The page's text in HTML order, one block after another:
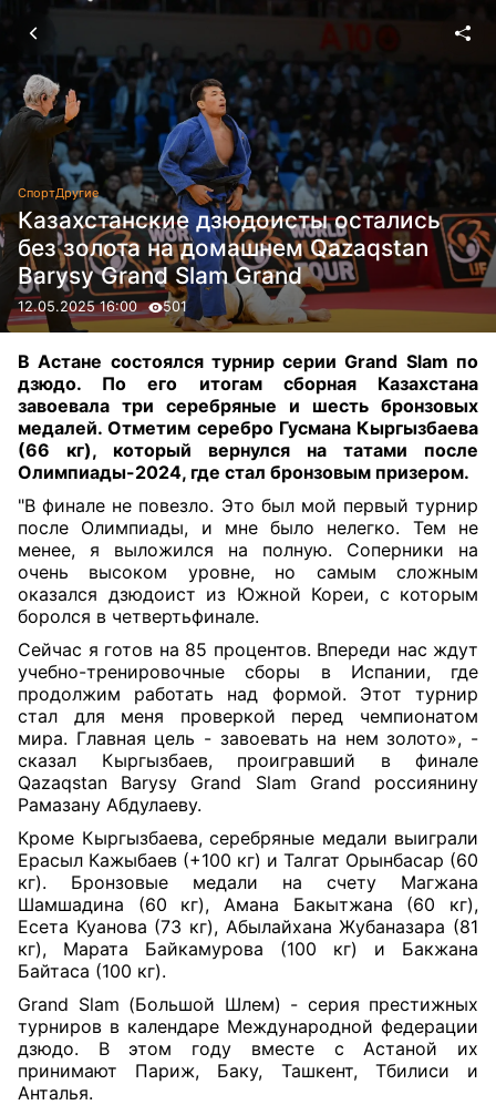
СпортДругие
Казахстанские дзюдоисты остались
без золота на домашнем Qazaqstan
Barysy Grand Slam Grand
12.05.2025 16:00 501
В Астане состоялся турнир серии Grand Slam по
дзюдо. По его итогам сборная Казахстана
завоевала три серебряные и шесть бронзовых
медалей. Отметим серебро Гусмана Кыргызбаева
(66 кг), который вернулся на татами после
Олимпиады-2024, где стал бронзовым призером.
"В финале не повезло. Это был мой первый турнир
после Олимпиады, и мне было нелегко. Тем не
менее, я выложился на полную. Соперники на
очень высоком уровне, но самым сложным
оказался дзюдоист из Южной Кореи, с которым
боролся в четвертьфинале.
Сейчас я готов на 85 процентов. Впереди нас ждут
учебно-тренировочные сборы в Испании, где
продолжим работать над формой. Этот турнир
стал для меня проверкой перед чемпионатом
мира. Главная цель - завоевать на нем золото», -
сказал Кыргызбаев, проигравший в финале
Qazaqstan Barysy Grand Slam Grand россиянину
Рамазану Абдулаеву.
Кроме Кыргызбаева, серебряные медали выиграли
Ерасыл Кажыбаев (+100 кг) и Талгат Орынбасар (60
кг). Бронзовые медали на счету Магжана
Шамшадина (60 кг), Амана Бакытжана (60 кг),
Есета Куанова (73 кг), Абылайхана Жубаназара (81
кг), Марата Байкамурова (100 кг) и Бакжана
Байтаса (100 кг).
Grand Slam (Большой Шлем) - серия престижных
турниров в календаре Международной федерации
дзюдо. В этом году вместе с Астаной их
принимают Париж, Баку, Ташкент, Тбилиси и
Анталья.